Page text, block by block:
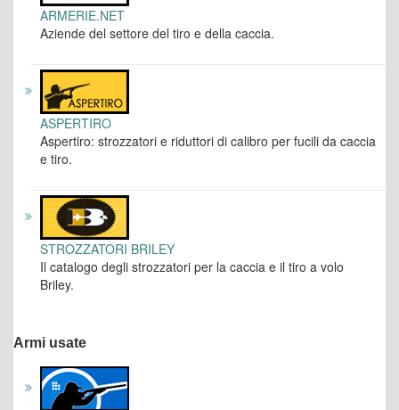
ARMERIE.NET
Aziende del settore del tiro e della caccia.
ASPERTIRO
Aspertiro: strozzatori e riduttori di calibro per fucili da caccia
e tiro.
STROZZATORI BRILEY
Il catalogo degli strozzatori per la caccia e il tiro a volo
Briley.
Armi usate